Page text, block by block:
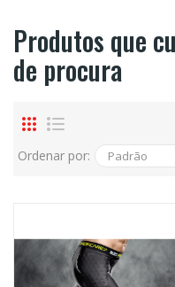
Produtos que
de procura
Ordenar por: